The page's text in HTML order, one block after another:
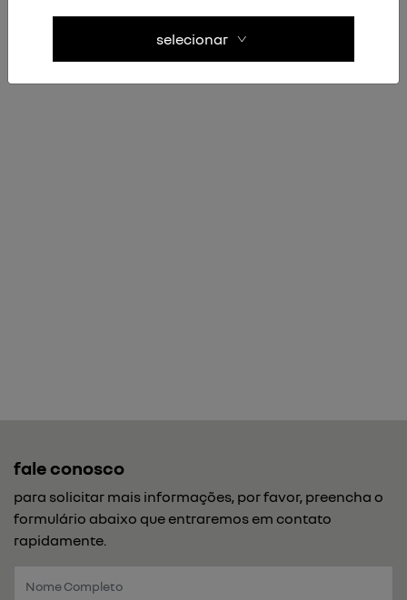
fale conosco
para solicitar mais informações, por favor, preencha o
formulário abaixo que entraremos em contato
rapidamente.
selecionar